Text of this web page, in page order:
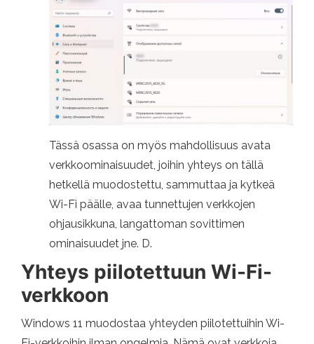
Tässä osassa on myös mahdollisuus avata
verkkoominaisuudet, joihin yhteys on tällä
hetkellä muodostettu, sammuttaa ja kytkeä
Wi-Fi päälle, avaa tunnettujen verkkojen
ohjausikkuna, langattoman sovittimen
ominaisuudet jne. D.
Yhteys piilotettuun Wi-Fi-
verkkoon
Windows 11 muodostaa yhteyden piilotettuihin Wi-